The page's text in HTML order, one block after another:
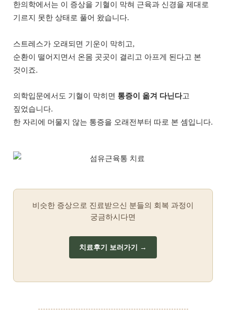
한의학에서는 이 증상을 기혈이 막혀 근육과 신경을 제대로
기르지 못한 상태로 풀어 왔습니다.
스트레스가 오래되면 기운이 막히고,
순환이 떨어지면서 온몸 곳곳이 결리고 아프게 된다고 본
것이죠.
의학입문에서도 기혈이 막히면 통증이 옮겨 다닌다고
짚었습니다.
한 자리에 머물지 않는 통증을 오래전부터 따로 본 셈입니다.
비슷한 증상으로 진료받으신 분들의 회복 과정이
궁금하시다면
치료후기 보러가기 →